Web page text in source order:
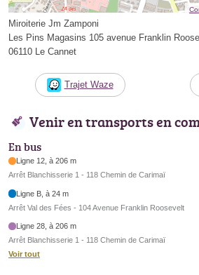
Miroiterie Jm Zamponi
Les Pins Magasins 105 avenue Franklin
06110 Le Cannet
Trajet Waze
Venir en transports en
En bus
Ligne 12, à 206 m
Arrêt Blanchisserie 1 - 118 Chemin de Carimaï
Ligne B, à 24 m
Arrêt Val des Fées - 104 Avenue Franklin Roosevelt
Ligne 28, à 206 m
Arrêt Blanchisserie 1 - 118 Chemin de Carimaï
Voir tout